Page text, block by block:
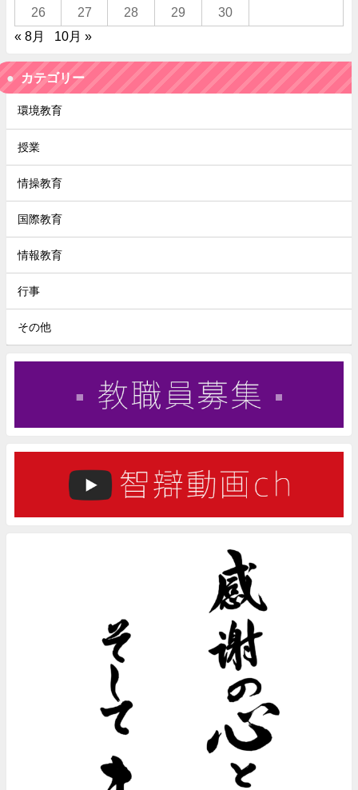
26 27 28 29
30
« 8月
10月 »
カテゴリー
環境教育
授業
情操教育
国際教育
情報教育
行事
その他